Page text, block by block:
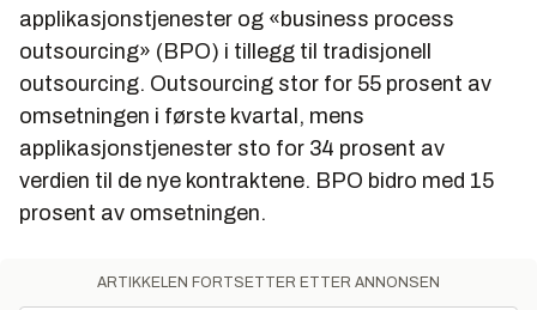
applikasjonstjenester og «business process
outsourcing» (BPO) i tillegg til tradisjonell
outsourcing. Outsourcing stor for 55 prosent av
omsetningen i første kvartal, mens
applikasjonstjenester sto for 34 prosent av
verdien til de nye kontraktene. BPO bidro med 15
prosent av omsetningen.
ARTIKKELEN FORTSETTER ETTER ANNONSEN